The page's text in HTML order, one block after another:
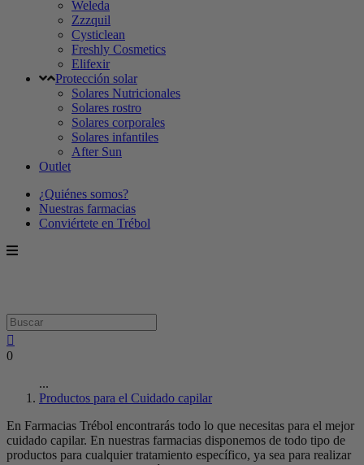
Weleda
Zzzquil
Cysticlean
Freshly Cosmetics
Elifexir
Protección solar
Solares Nutricionales
Solares rostro
Solares corporales
Solares infantiles
After Sun
Outlet
¿Quiénes somos?
Nuestras farmacias
Conviértete en Trébol
0
...
Productos para el Cuidado capilar
En Farmacias Trébol encontrarás todo lo que necesitas para el mejor
cuidado capilar. En nuestras farmacias disponemos de todo tipo de
productos para cualquier tratamiento específico, ya sea para realizar